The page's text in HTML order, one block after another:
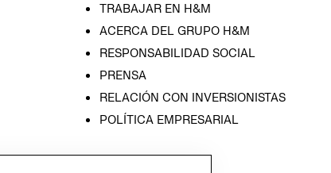
TRABAJAR EN H&M
ACERCA DEL GRUPO H&M
RESPONSABILIDAD SOCIAL
PRENSA
RELACIÓN CON INVERSIONISTAS
POLÍTICA EMPRESARIAL